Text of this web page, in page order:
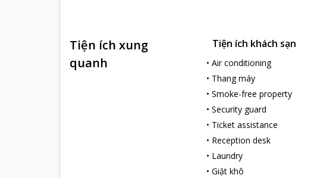
Tiện ích xung
quanh
Tiện ích khách sạn
• Air conditioning
• Thang máy
• Smoke-free property
• Security guard
• Ticket assistance
• Reception desk
• Laundry
• Giặt khô